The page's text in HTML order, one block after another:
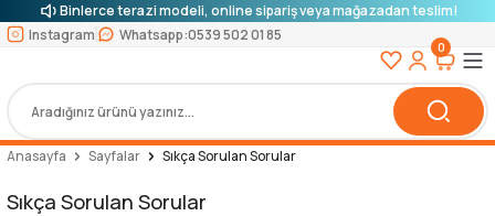
Binlerce terazi modeli, online sipariş veya mağazadan teslim!
Instagram
Whatsapp:0539 502 01 85
0
Anasayfa Sayfalar Sıkça Sorulan Sorular
Sıkça Sorulan Sorular